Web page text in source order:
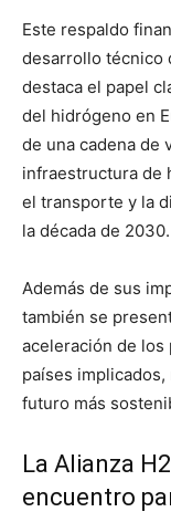
Este respaldo
desarrollo técnico
destaca el papel
del hidrógeno en
de una cadena de
infraestructura de
el transporte y la
la década de 2030.
Además de sus
también se
aceleración de los
países
futuro más
La Alianza
encuentro